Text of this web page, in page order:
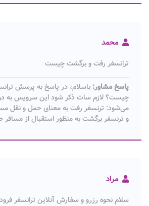
محمد
ترانسفر رفت و برگشت چیست
پاسخ مشاور: باسلام، در پاسخ به پرسش
چیست؟ لازم سات ذکر شود این سرویس به
می‌شود: ترنسفر رفت به معنای حمل و نقل
و ترنسفر برگشت به منظور استقبال از
مراد
سلام نحوه رزرو و سفارش آنلاین ترانسفر